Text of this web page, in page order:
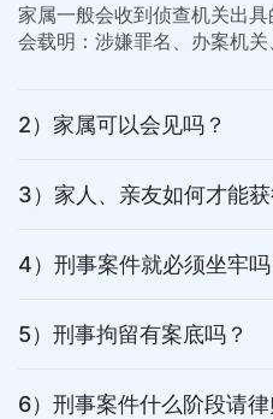
家属一般会收到侦查机关出
会载明：涉嫌罪名、办案机关
2）家属可以会见吗？
3）家人、亲友如何才能获
4）刑事案件就必须坐牢吗
5）刑事拘留有案底吗？
6）刑事案件什么阶段请律